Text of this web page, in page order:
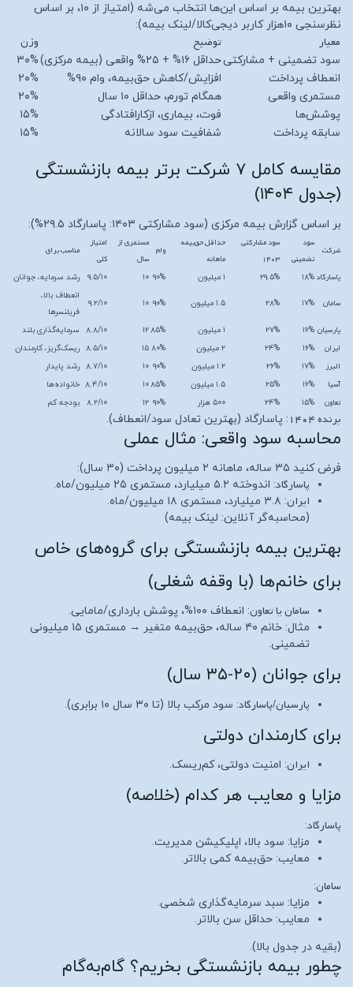
بهترین بیمه بر اساس این‌ها انتخاب می‌شه (امتیاز از ۱۰، بر اساس
نظرسنجی ۱۰هزار کاربر دیجی‌کالا/لینک بیمه):
معیار توضیح وزن
سود تضمینی + مشارکتیحداقل ۱۶% + ۲۵% واقعی (بیمه مرکزی)
۳۰%
انعطاف پرداخت
افزایش/کاهش حق‌بیمه، وام ۹۰%
۲۰%
مستمری واقعی
همگام تورم، حداقل ۱۰ سال
۲۰%
پوشش‌ها
فوت، بیماری، ازکارافتادگی
۱۵%
سابقه پرداخت
شفافیت سود سالانه ۱۵%
مقایسه کامل ۷ شرکت برتر بیمه بازنشستگی
(جدول ۱۴۰۴)
بر اساس گزارش بیمه مرکزی (سود مشارکتی ۱۴۰۳: پاسارگاد ۲۹.۵%):
شرکت
سود
تضمینی
سود مشارکتی
۱۴۰۳
حداقل حق‌بیمه
ماهانه
وام
مستمری از
سال
امتیاز
کلی
مناسب برای
پاسارگاد ۱۸% ۲۹.۵% ۱ میلیون ۹۰% ۱۰ ۹.۵/۱۰ رشد سرمایه، جوانان
سامان ۱۷% ۲۸% ۱.۵ میلیون ۹۰% ۱۰ ۹.۲/۱۰
انعطاف بالا،
فریلنسرها
پارسیان ۱۶% ۲۷% ۱ میلیون ۸۵%۱۲ ۸.۸/۱۰ سرمایه‌گذاری بلند
ایران
۱۶% ۲۴% ۲ میلیون ۸۰% ۱۵ ۸.۵/۱۰ ریسک‌گریز، کارمندان
البرز
۱۷% ۲۶% ۱.۲ میلیون ۹۰% ۱۰ ۸.۷/۱۰ رشد پایدار
آسیا
۱۶% ۲۵% ۱.۵ میلیون ۸۵%۱۰ ۸.۴/۱۰ خانواده‌ها
تعاون
۱۵% ۲۴% ۵۰۰ هزار ۹۰% ۱۲ ۸.۲/۱۰ بودجه کم
برنده ۱۴۰۴ : پاسارگاد (بهترین تعادل سود/انعطاف).
محاسبه سود واقعی: مثال عملی
فرض کنید ۳۵ ساله، ماهانه ۲ میلیون پرداخت (۳۰ سال):
پاسارگاد: اندوخته ۵.۲ میلیارد، مستمری ۲۵ میلیون/ماه.
ایران: ۳.۸ میلیارد، مستمری ۱۸ میلیون/ماه.
(محاسبه‌گر آنلاین: لینک بیمه)
بهترین بیمه بازنشستگی برای گروه‌های خاص
برای خانم‌ها (با وقفه شغلی)
سامان یا تعاون: انعطاف ۱۰۰%، پوشش بارداری/مامایی.
مثال: خانم ۴۰ ساله، حق‌بیمه متغیر → مستمری ۱۵ میلیونی
تضمینی.
برای جوانان (۲۰-۳۵ سال)
پارسیان/پاسارگاد: سود مرکب بالا (تا ۳۰ سال ۱۰ برابری).
برای کارمندان دولتی
ایران: امنیت دولتی، کم‌ریسک.
مزایا و معایب هر کدام (خلاصه)
پاسارگاد:
مزایا: سود بالا، اپلیکیشن مدیریت.
معایب: حق‌بیمه کمی بالاتر.
سامان:
مزایا: سبد سرمایه‌گذاری شخصی.
معایب: حداقل سن بالاتر.
(بقیه در جدول بالا).
چطور بیمه بازنشستگی بخریم؟ گام‌به‌گام